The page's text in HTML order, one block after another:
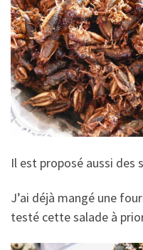
Il est proposé aussi des
J’ai déjà mangé une
testé cette salade à